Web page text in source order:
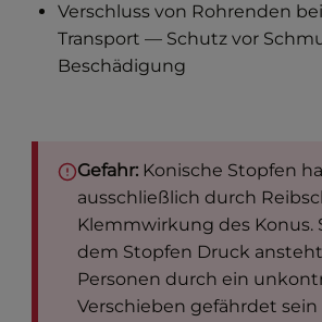
Verschluss von Rohrenden
Transport — Schutz vor
Beschädigung
Gefahr: Konische Stopfen
ausschließlich durch
Klemmwirkung des Konus.
dem Stopfen Druck
Personen durch ein
Verschieben gefährdet